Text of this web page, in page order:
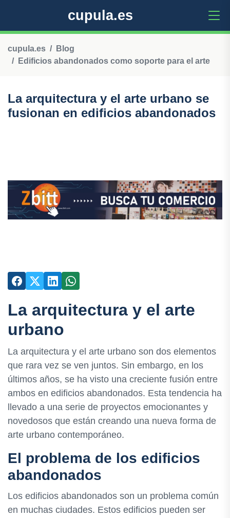
cupula.es
cupula.es
Blog
Edificios abandonados como soporte para el arte
La arquitectura y el arte urbano se
fusionan en edificios abandonados
La arquitectura y el arte
urbano
La arquitectura y el arte urbano son dos elementos
que rara vez se ven juntos. Sin embargo, en los
últimos años, se ha visto una creciente fusión entre
ambos en edificios abandonados. Esta tendencia ha
llevado a una serie de proyectos emocionantes y
novedosos que están creando una nueva forma de
arte urbano contemporáneo.
El problema de los edificios
abandonados
Los edificios abandonados son un problema común
en muchas ciudades. Estos edificios pueden ser